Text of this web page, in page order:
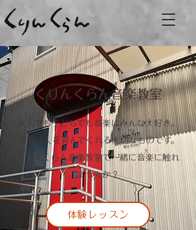
​くりんくらん音楽教室
大人でも子どもでも音楽はみんな大好き。
音楽は人を育んでくれる大切なものです。
​くりんくらん音楽教室で一緒に音楽に触れ
ませんか？
体験レッスン